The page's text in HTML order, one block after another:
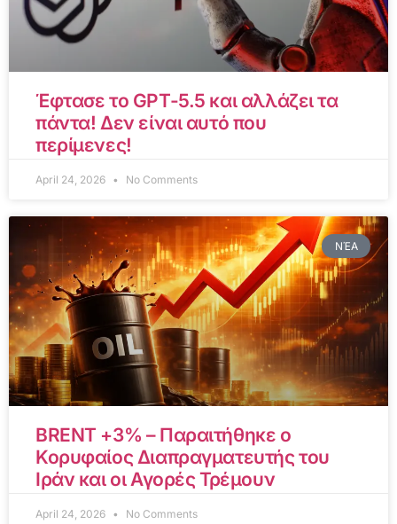
Έφτασε το GPT-5.5 και αλλάζει τα
πάντα! Δεν είναι αυτό που
περίμενες!
April 24, 2026 No Comments
ΝΈΑ
BRENT +3% – Παραιτήθηκε ο
Κορυφαίος Διαπραγματευτής του
Ιράν και οι Αγορές Τρέμουν
April 24, 2026 No Comments